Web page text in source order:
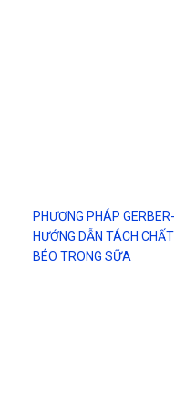
PHƯƠNG PHÁP GERBER-
HƯỚNG DẪN TÁCH CHẤT
BÉO TRONG SỮA